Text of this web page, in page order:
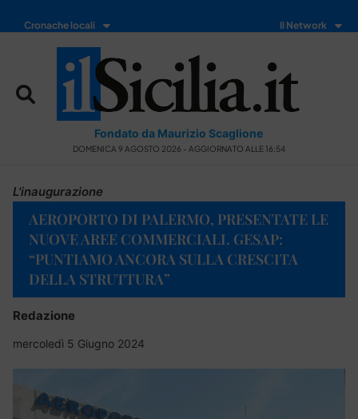
Cronache locali Il Network
Fondato da Maurizio Scaglione
DOMENICA 9 AGOSTO 2026 - AGGIORNATO ALLE 16:54
L'inaugurazione
AEROPORTO DI PALERMO, PRESENTATE LE
NUOVE AREE COMMERCIALI. GESAP:
“PUNTIAMO ANCORA SULLA CRESCITA
DELLA STRUTTURA”
Redazione
mercoledì 5 Giugno 2024